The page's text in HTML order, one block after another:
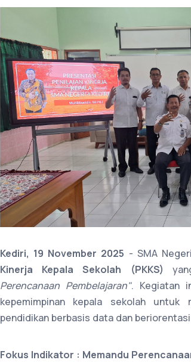
Kediri, 19 November 2025 - SMA
Kinerja Kepala Sekolah (PKKS)
Perencanaan Pembelajaran". Kegiatan
kepemimpinan kepala sekolah untuk
pendidikan berbasis data dan
Fokus Indikator : Memandu